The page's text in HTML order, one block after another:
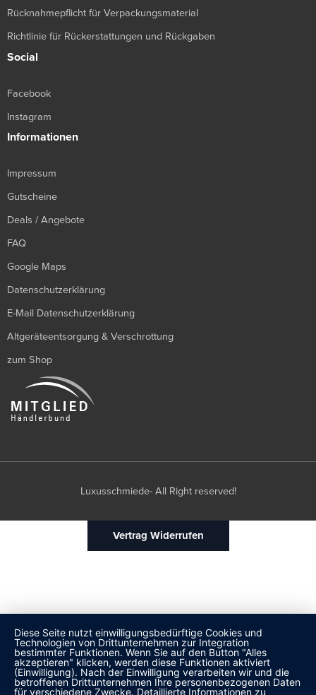
Rücknahmepflicht für Verpackungsmaterial
Richtlinie für Rückerstattungen und Rückgaben
Social
Facebook
Instagram
Informationen
Impressum
Gutscheine
Deals / Angebote
FAQ
Google Maps
Datenschutzerklärung
E-Mail Datenschutzerklärung
Altgeräteentsorgung & Verschrottung
zum Shop
Luxusschmiede- All Right reserved!
Vertrag Widerrufen
Diese Seite nutzt einwilligungsbedürftige Cookies und
Technologien von Drittunternehmen zur Integration
bestimmter Funktionen. Wenn Sie auf den Button "Alles
akzeptieren" klicken, werden diese Funktionen aktiviert
(Einwilligung). Nach der Einwilligung verarbeiten wir und die
betroffenen Drittunternehmen Ihre personenbezogenen Daten
für verschiedene Zwecke. Detaillierte Informationen zu